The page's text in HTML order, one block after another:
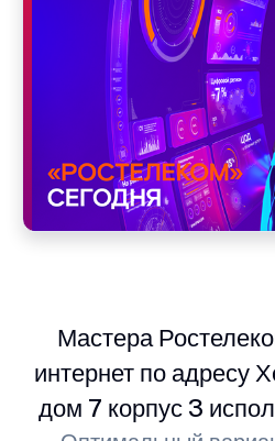
Мастера
интернет по адресу
дом 7 корпус 3